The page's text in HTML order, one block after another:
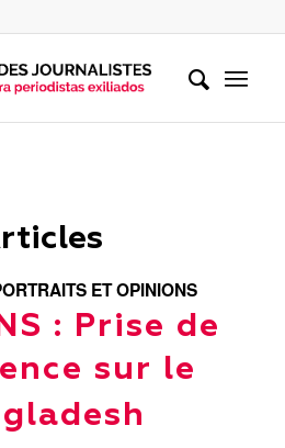
ET OPINIONS
: Prise de
sur le